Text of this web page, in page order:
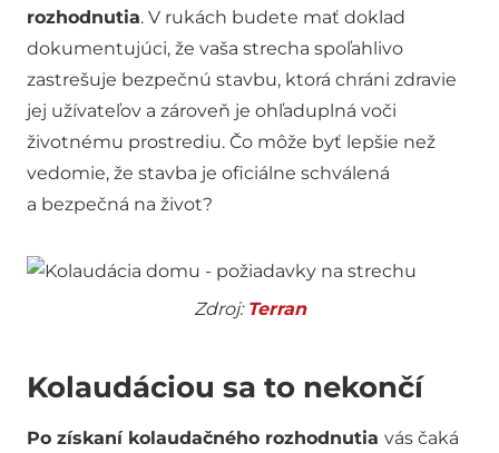
rozhodnutia. V rukách budete mať doklad
dokumentujúci, že vaša strecha spoľahlivo
zastrešuje bezpečnú stavbu, ktorá chráni zdravie
jej užívateľov a zároveň je ohľaduplná voči
životnému prostrediu. Čo môže byť lepšie než
vedomie, že stavba je oficiálne schválená
a bezpečná na život?
Zdroj: Terran
Kolaudáciou sa to nekončí
Po získaní kolaudačného rozhodnutia vás čaká